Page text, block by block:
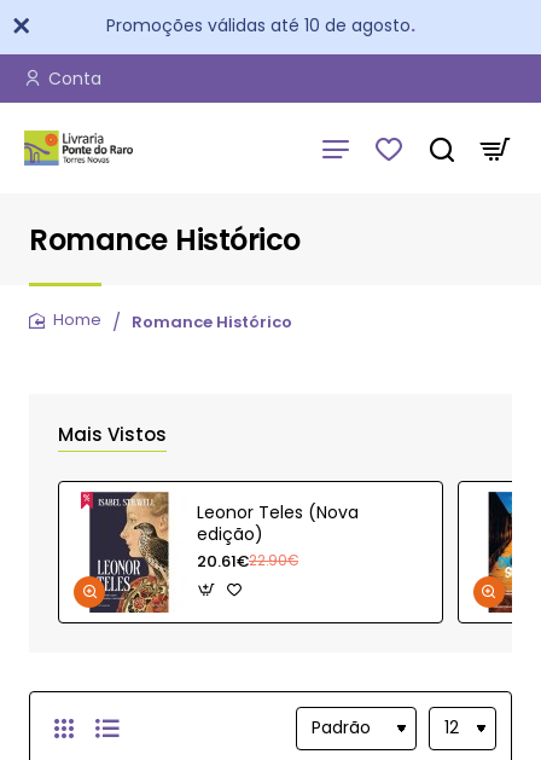
Promoções válidas até 10 de agosto.
Conta
Romance Histórico
Romance Histórico
Mais Vistos
Leonor Teles (Nova
edição)
20.61€22.90€